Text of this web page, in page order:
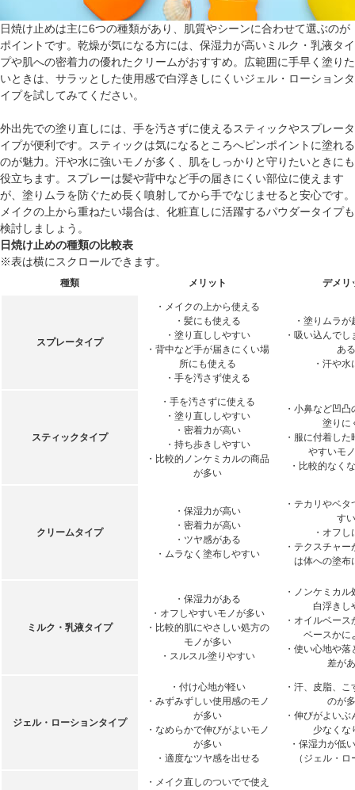
日焼け止めは主に6つの種類があり、肌質やシーンに合わせて選ぶのが
ポイントです。乾燥が気になる方には、保湿力が高いミルク・乳液タイ
プや肌への密着力の優れたクリームがおすすめ。広範囲に手早く塗りた
いときは、サラッとした使用感で白浮きしにくいジェル・ローションタ
イプを試してみてください。
外出先での塗り直しには、手を汚さずに使えるスティックやスプレータ
イプが便利です。スティックは気になるところへピンポイントに塗れる
のが魅力。汗や水に強いモノが多く、肌をしっかりと守りたいときにも
役立ちます。スプレーは髪や背中など手の届きにくい部位に使えます
が、塗りムラを防ぐため長く噴射してから手でなじませると安心です。
メイクの上から重ねたい場合は、化粧直しに活躍するパウダータイプも
検討しましょう。
日焼け止めの種類の比較表
※表は横にスクロールできます。
種類 メリット デメリ
スプレータイプ
・メイクの上から使える
・髪にも使える
・塗り直ししやすい
・背中など手が届きにくい場
所にも使える
・手を汚さず使える
・塗りムラ
・吸い込んで
ある
・汗や水
スティックタイプ
・手を汚さずに使える
・塗り直ししやすい
・密着力が高い
・持ち歩きしやすい
・比較的ノンケミカルの商品
が多い
・小鼻など凹
塗りに
・服に付着し
やすいモ
・比較的なく
クリームタイプ
・保湿力が高い
・密着力が高い
・ツヤ感がある
・ムラなく塗布しやすい
・テカリやベ
すい
・オフし
・テクスチャ
は体への塗布
ミルク・乳液タイプ
・保湿力がある
・オフしやすいモノが多い
・比較的肌にやさしい処方の
モノが多い
・スルスル塗りやすい
・ノンケミカ
白浮きし
・オイルベー
ベースかに
・使い心地や
差が
ジェル・ローションタイプ
・付け心地が軽い
・みずみずしい使用感のモノ
が多い
・なめらかで伸びがよいモノ
が多い
・適度なツヤ感を出せる
・汗、皮脂、
のが
・伸びがよい
少なくな
・保湿力が低
（ジェル・
・メイク直しのついでで使え